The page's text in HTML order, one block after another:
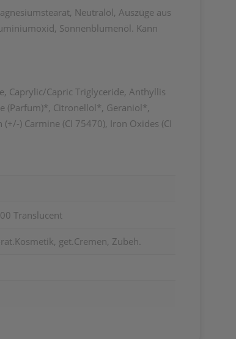
Neutralöl, Auszüge aus
Sonnenblumenöl. Kann
Caprylic/Capric Triglyceride, Anthyllis
(Parfum)*, Citronellol*, Geraniol*,
) Carmine (CI 75470), Iron Oxides (CI
Translucent
get.Cremen, Zubeh.